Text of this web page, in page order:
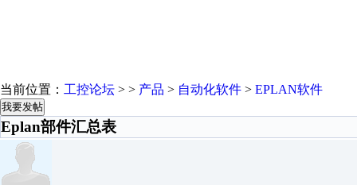
当前位置： 工控论坛 > > 产品 > 自动化软件 > EPLAN软件
我要发帖
Eplan部件汇总表